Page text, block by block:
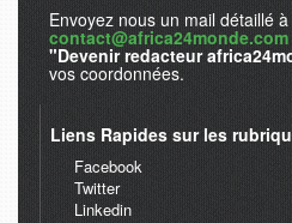
Envoyez nous un mail détaillé
contact@africa24monde.com
"Devenir redacteur
vos coordonnées.
Liens Rapides sur les
Facebook
Twitter
Linkedin